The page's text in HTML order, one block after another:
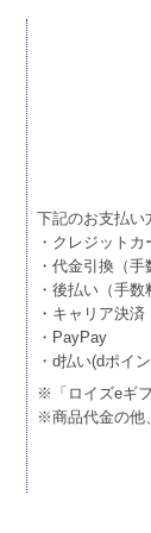
下記のお支払い
・クレジット
・代金引換（
・後払い（手
・キャリア決済
・PayPay
・d払い(dポイ
※「ロイズeギ
※商品代金の他